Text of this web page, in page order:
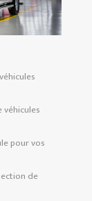
pour vos
de